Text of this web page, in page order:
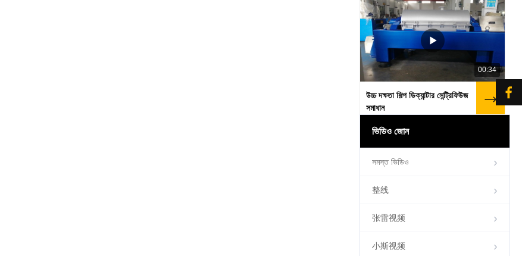
00:34
উচ্চ দক্ষতা শিল্প ডিক্যান্টার সেন্ট্রিফিউজ
সমাধান
স্ল্যাড ডিওয়াটারিং এবং শিল্প বিভাজনের
সেন্ট্রিফুগ
ভিডিও জোন
সমস্ত ভিডিও
整线
张雷视频
小斯视频